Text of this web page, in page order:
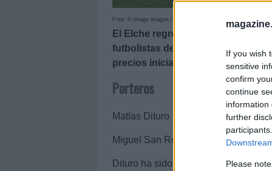
If you wish
sensitive
confirm
continue
information
further
Please
Foto: © imago images / Photo Player Images
El Elche regresa a LaLiga tras
futbolistas del conjunto ilicitano
precios iniciales y puntos totales
Porteros
Matías Dituro – 1.500.000 (208
Miguel San Román – 160.000 (19
Dituro ha sido el portero titular